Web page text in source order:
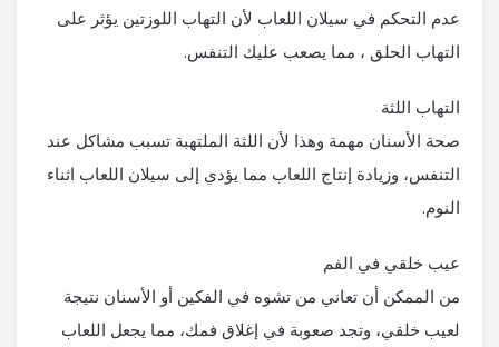
عدم التحكم في سيلان اللعاب لأن التهاب اللوزتين يؤثر على
التهاب الحلق ، مما يصعب عليك التنفس.
التهاب اللثة
صحة الأسنان مهمة وهذا لأن اللثة الملتهبة تسبب مشاكل عند
التنفس، وزيادة إنتاج اللعاب مما يؤدي إلى سيلان اللعاب اثناء
النوم.
عيب خلقي في الفم
من الممكن أن تعاني من تشوه في الفكين أو الأسنان نتيجة
لعيب خلقي، وتجد صعوبة في إغلاق فمك، مما يجعل اللعاب